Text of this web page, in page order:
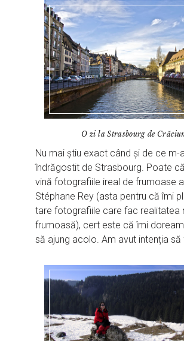
O zi la Strasbourg de
Nu mai știu exact când și de ce m-
îndrăgostit de Strasbourg. Poate
vină fotografiile ireal de frumoase
Stéphane Rey (asta pentru că îmi
tare fotografiile care fac realitatea
frumoasă), cert este că îmi
să ajung acolo. Am avut intenția să